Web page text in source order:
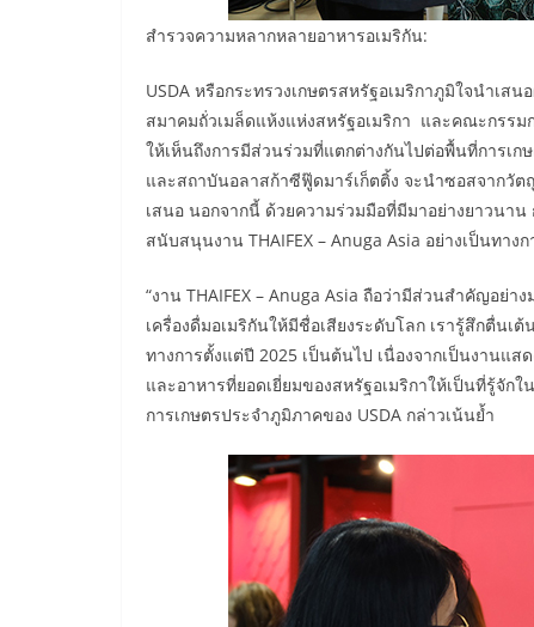
สำรวจความหลากหลายอาหารอเมริกัน:
USDA หรือกระทรวงเกษตรสหรัฐอเมริกาภูมิใจนำเ
สมาคมถั่วเมล็ดแห้งแห่งสหรัฐอเมริกา และคณะกรร
ให้เห็นถึงการมีส่วนร่วมที่แตกต่างกันไปต่อพื้นที่การเ
และสถาบันอลาสก้าซีฟู๊ดมาร์เก็ตติ้ง จะนำซอสจากวั
เสนอ นอกจากนี้ ด้วยความร่วมมือที่มีมาอย่างยาวนาน
สนับสนุนงาน THAIFEX – Anuga Asia อย่างเป็นทาง
“งาน THAIFEX – Anuga Asia ถือว่ามีส่วนสำคัญอย่
เครื่องดื่มอเมริกันให้มีชื่อเสียงระดับโลก เรารู้สึกตื่นเ
ทางการตั้งแต่ปี 2025 เป็นต้นไป เนื่องจากเป็นงานแ
และอาหารที่ยอดเยี่ยมของสหรัฐอเมริกาให้เป็นที่รู้จัก
การเกษตรประจำภูมิภาคของ USDA กล่าวเน้นย้ำ